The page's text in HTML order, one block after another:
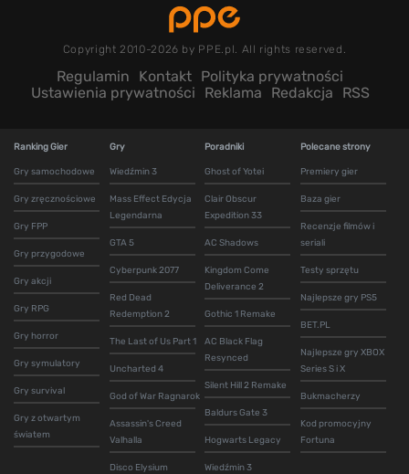
Copyright 2010-2026 by PPE.pl. All rights reserved.
Regulamin Kontakt Polityka prywatności
Ustawienia prywatności
Reklama Redakcja RSS
Ranking Gier
Gry samochodowe
Gry zręcznościowe
Gry FPP
Gry przygodowe
Gry akcji
Gry RPG
Gry horror
Gry symulatory
Gry survival
Gry z otwartym
światem
Gry
Wiedźmin 3
Mass Effect Edycja
Legendarna
GTA 5
Cyberpunk 2077
Red Dead
Redemption 2
The Last of Us Part 1
Uncharted 4
God of War Ragnarok
Assassin's Creed
Valhalla
Disco Elysium
Poradniki
Ghost of Yotei
Clair Obscur
Expedition 33
AC Shadows
Kingdom Come
Deliverance 2
Gothic 1 Remake
AC Black Flag
Resynced
Silent Hill 2 Remake
Baldurs Gate 3
Hogwarts Legacy
Wiedźmin 3
Polecane strony
Premiery gier
Baza gier
Recenzje filmów i
seriali
Testy sprzętu
Najlepsze gry PS5
BET.PL
Najlepsze gry XBOX
Series S i X
Bukmacherzy
Kod promocyjny
Fortuna